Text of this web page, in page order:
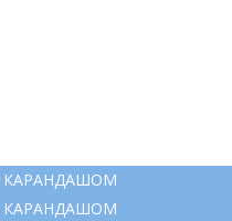
КАРАНДАШОМ
КАРАНДАШОМ